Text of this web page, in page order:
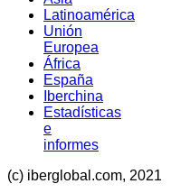
Latinoamérica
Unión
Europea
África
España
Iberchina
Estadísticas
e
informes
(c) iberglobal.com, 2021